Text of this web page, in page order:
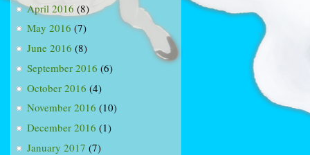
April 2016 (8)
May 2016 (7)
June 2016 (8)
September 2016 (6)
October 2016 (4)
November 2016 (10)
December 2016 (1)
January 2017 (7)